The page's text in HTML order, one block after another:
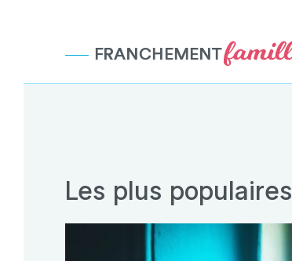
contenu
Les plus populaires